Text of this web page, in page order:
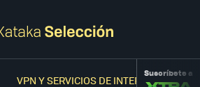
VPN Y SERVICIOS DE INTERNETSuscríbete a